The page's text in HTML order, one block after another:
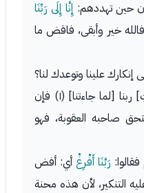
حين تهددهم: إِنَّا إِلَى رَبِّنَا
خير وأبقى، فاقض ما
علينا وتوعدك لنا؟
بـ[آيَاتِ] ربنا [لما جاءتنا] (١) فإن
صاحبه العقوبة، فهو
رَبَّنَا أَفْرِغْ أي: أفض
التنكير، لأن هذه محنة